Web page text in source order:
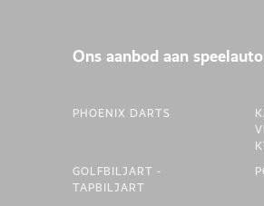
Ons aanbod aan
PHOENIX DARTS
GOLFBILJART -
TAPBILJART